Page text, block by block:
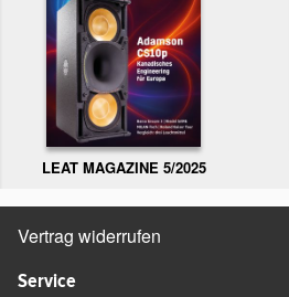
LEAT MAGAZINE 5/2025
Vertrag widerrufen
Service